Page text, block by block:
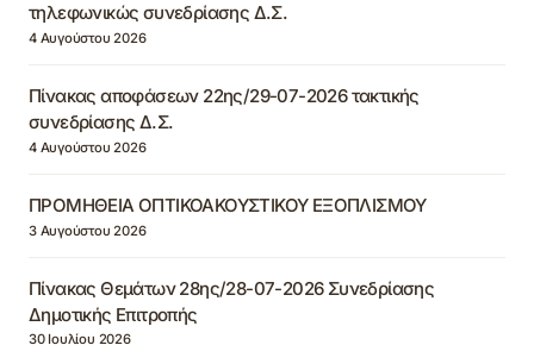
τηλεφωνικώς συνεδρίασης Δ.Σ.
4 Αυγούστου 2026
Πίνακας αποφάσεων 22ης/29-07-2026 τακτικής
συνεδρίασης Δ.Σ.
4 Αυγούστου 2026
ΠΡΟΜΗΘΕΙΑ ΟΠΤΙΚΟΑΚΟΥΣΤΙΚΟΥ ΕΞΟΠΛΙΣΜΟΥ
3 Αυγούστου 2026
Πίνακας Θεμάτων 28ης/28-07-2026 Συνεδρίασης
Δημοτικής Επιτροπής
30 Ιουλίου 2026